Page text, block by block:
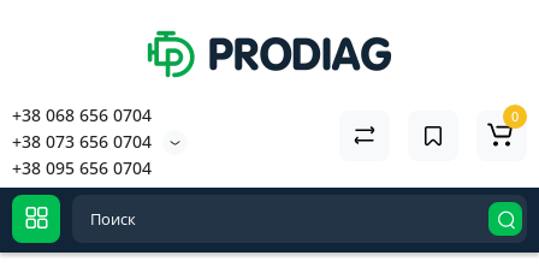
+38 068 656 0704
+38 073 656 0704
+38 095 656 0704
0